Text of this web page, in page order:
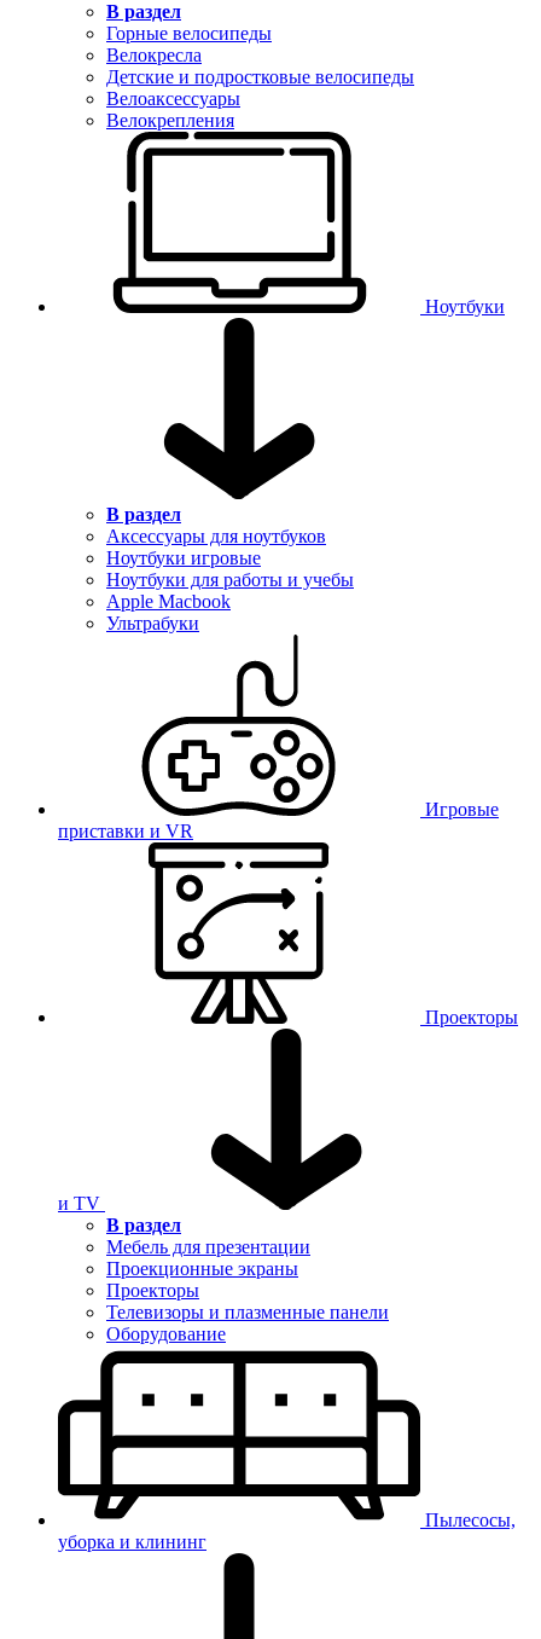
В раздел
Горные велосипеды
Велокресла
Детские и подростковые велосипеды
Велоаксессуары
Велокрепления
Ноутбуки
В раздел
Аксессуары для ноутбуков
Ноутбуки игровые
Ноутбуки для работы и учебы
Apple Macbook
Ультрабуки
Игровые
приставки и VR
Проекторы
и TV
В раздел
Мебель для презентации
Проекционные экраны
Проекторы
Телевизоры и плазменные панели
Оборудование
Пылесосы,
уборка и клининг